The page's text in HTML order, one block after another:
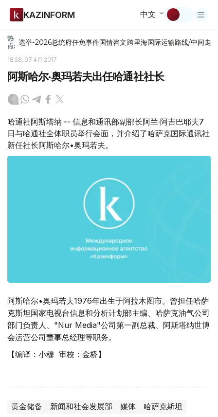
KAZINFORM 中文
热
点: 选举-2026总统府任免事件国情咨文跨里海国际运输路线/中间走廊
18:28, 07 4月 2017
阿斯哈尔·奥玛若夫出任哈通社社长
哈通社阿斯塔纳 -- 信息和通讯部副部长阿兰·阿吉巴耶夫7
日与哈通社全体职员举行会面，并介绍了哈萨克国际通讯社
新任社长阿斯哈尔•奥玛若夫。
阿斯哈尔•奥玛若夫1976年出生于阿拉木图市。曾担任哈萨
克斯坦国家电视台信息和分析计划部主编、哈萨克油气公司
部门负责人、"Nur Media"公司第一副总裁、阿斯塔纳世博
会运营公司董事总经理等职务。
【编译：小穆 审校：金桥】
黄金储备 新闻和社会发展部 媒体 哈萨克斯坦